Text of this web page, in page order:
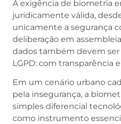
A exigência de biometria
juridicamente válida,
unicamente a segurança
deliberação em
dados também devem
LGPD: com transparência
Em um cenário urbano
pela insegurança, a
simples diferencial
como instrumento